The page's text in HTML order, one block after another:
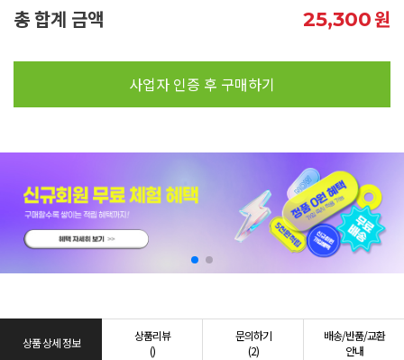
총 합계 금액 25,300원
사업자 인증 후 구매하기
상품 상세 정보
상품리뷰
()
문의하기
(2)
배송/반품/교환
안내